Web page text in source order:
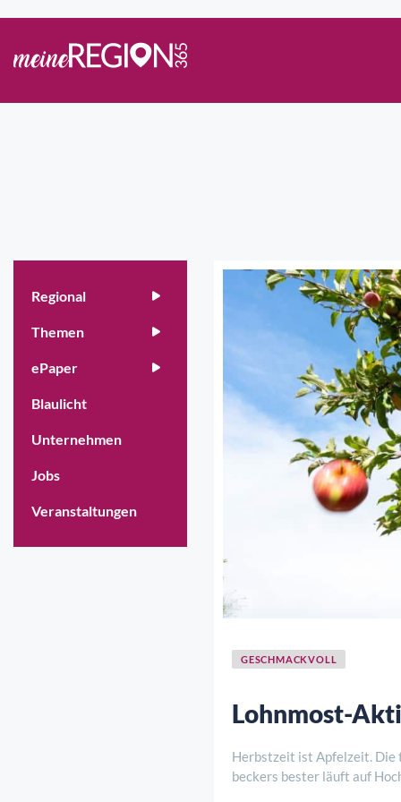
Regional
Themen
ePaper
Blaulicht
Unternehmen
Jobs
Veranstaltungen
GESCHMACKVOLL
Lohnmost-
Herbstzeit ist Apfelzeit. Die
beckers bester läuft auf